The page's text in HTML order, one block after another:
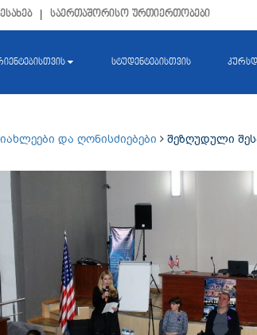
საერთაშორისო ურთიერთობები
სტუდენტებისთვის
და ღონისძიებები შეზღუდული